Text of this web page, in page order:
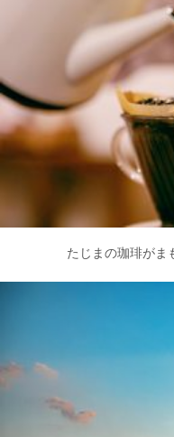
たじまの珈琲がま